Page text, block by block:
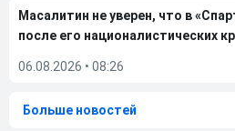
Масалитин не уверен, что в
после его националистических
06.08.2026 • 08:26
Больше новостей